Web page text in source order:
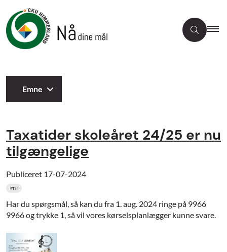
Emne
Taxatider skoleåret 24/25 er nu
tilgængelige
Publiceret 17-07-2024
STU
Har du spørgsmål, så kan du fra 1. aug. 2024 ringe på 9966
9966 og trykke 1, så vil vores kørselsplanlægger kunne svare.